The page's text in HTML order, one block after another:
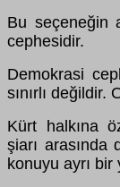
Bu seçeneğin
cephesidir.
Demokrasi
sınırlı değildir.
Kürt halkına
şiarı arasında
konuyu ayrı bir